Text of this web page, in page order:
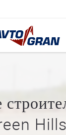
Hills